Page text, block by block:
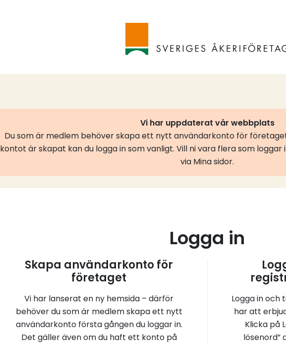
Vi har uppdaterat vår webbplats
Du som är medlem behöver skapa ett nytt användarkonto för
kontot är skapat kan du logga in som vanligt. Vill ni vara flera som loggar
via Mina sidor.
Logga in
Skapa användarkonto för
företaget
Vi har lanserat en ny hemsida – därför
behöver du som är medlem skapa ett nytt
användarkonto första gången du loggar in.
Det gäller även om du haft ett konto på
Logga in och
har att
Klicka på
lösenord”